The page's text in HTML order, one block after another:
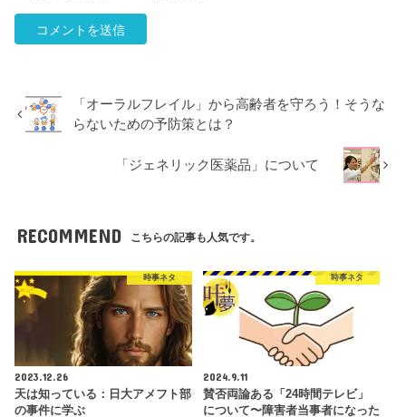
「オーラルフレイル」から高齢者を守ろう！そうな
らないための予防策とは？
「ジェネリック医薬品」について
RECOMMEND こちらの記事も人気です。
時事ネタ
2023.12.26
天は知っている：日大アメフト部
の事件に学ぶ
時事ネタ
2024.9.11
賛否両論ある「24時間テレビ」
について〜障害者当事者になった